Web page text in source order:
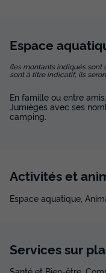
Espace
(les montants indiqués sont
sont à titre indicatif, ils
En famille ou entre
Jumièges avec ses
camping.
Activités et
Espace aquatique,
Services sur